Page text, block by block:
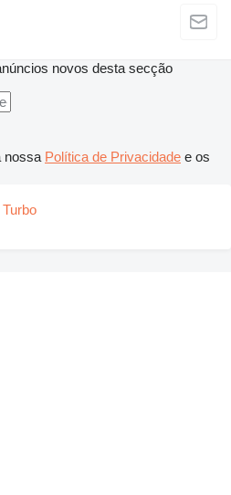
novos desta secção
nossa Política de Privacidade e os